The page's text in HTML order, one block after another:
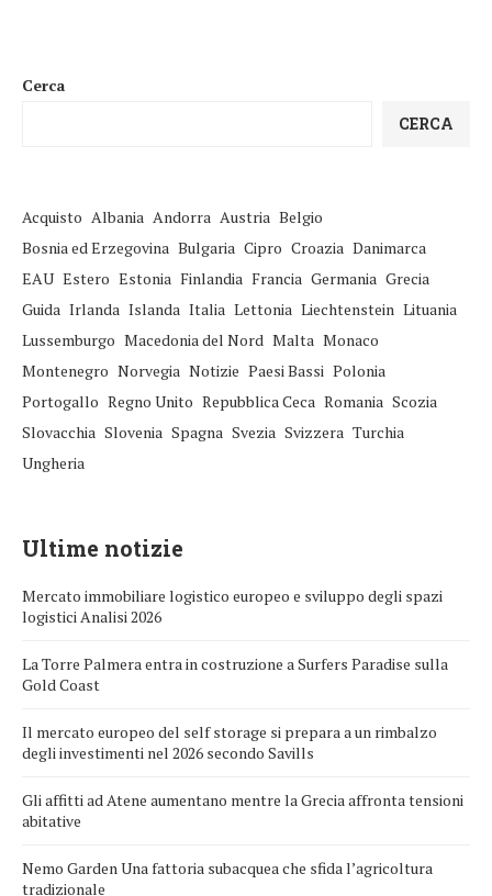
Cerca
CERCA
Acquisto Albania Andorra Austria Belgio
Bosnia ed Erzegovina Bulgaria Cipro Croazia Danimarca
EAU Estero Estonia Finlandia Francia Germania Grecia
Guida Irlanda Islanda Italia Lettonia Liechtenstein Lituania
Lussemburgo Macedonia del Nord Malta Monaco
Montenegro Norvegia Notizie Paesi Bassi Polonia
Portogallo Regno Unito Repubblica Ceca Romania Scozia
Slovacchia Slovenia Spagna Svezia Svizzera Turchia
Ungheria
Ultime notizie
Mercato immobiliare logistico europeo e sviluppo degli spazi
logistici Analisi 2026
La Torre Palmera entra in costruzione a Surfers Paradise sulla
Gold Coast
Il mercato europeo del self storage si prepara a un rimbalzo
degli investimenti nel 2026 secondo Savills
Gli affitti ad Atene aumentano mentre la Grecia affronta tensioni
abitative
Nemo Garden Una fattoria subacquea che sfida l’agricoltura
tradizionale